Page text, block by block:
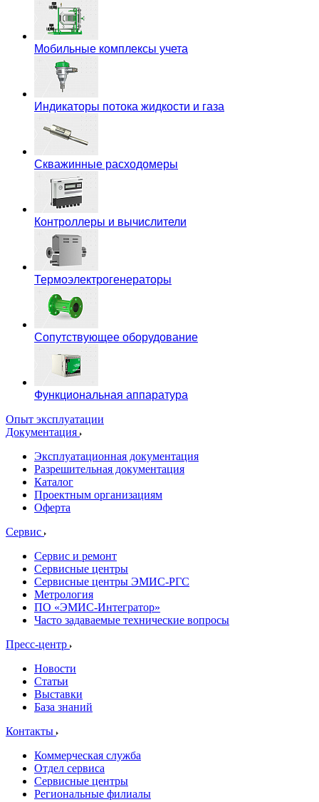
Мобильные комплексы учета
Индикаторы потока жидкости и газа
Скважинные расходомеры
Контроллеры и вычислители
Термоэлектрогенераторы
Сопутствующее оборудование
Функциональная аппаратура
Опыт эксплуатации
Документация
Эксплуатационная документация
Разрешительная документация
Каталог
Проектным организациям
Оферта
Сервис
Сервис и ремонт
Сервисные центры
Сервисные центры ЭМИС-РГС
Метрология
ПО «ЭМИС-Интегратор»
Часто задаваемые технические вопросы
Пресс-центр
Новости
Статьи
Выставки
База знаний
Контакты
Коммерческая служба
Отдел сервиса
Сервисные центры
Региональные филиалы